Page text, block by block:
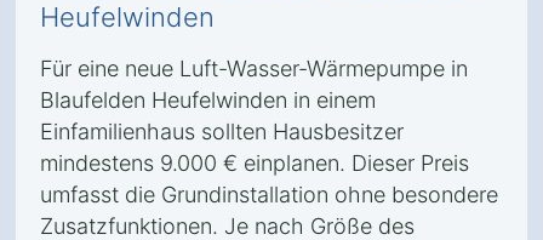
Heufelwinden
Für eine neue Luft-Wasser-Wärmepumpe in
Blaufelden Heufelwinden in einem
Einfamilienhaus sollten Hausbesitzer
mindestens 9.000 € einplanen. Dieser Preis
umfasst die Grundinstallation ohne besondere
Zusatzfunktionen. Je nach Größe des